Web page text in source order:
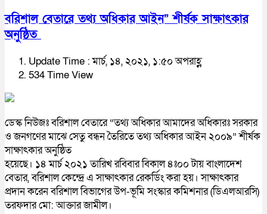
বরিশাল বেতারে তথ্য অধিকার আইন” শীর্ষক সাক্ষাৎকার
অনুষ্ঠিত
Update Time : মার্চ, ১৪, ২০২১, ১:৫০ অপরাহ্ণ
534 Time View
ডেস্ক নিউজঃ বরিশাল বেতারে “তথ্য অধিকার আমাদের অধিকারঃ সরকার
ও জনগণের মাঝে সেতু বন্ধন তৈরিতে তথ্য অধিকার আইন ২০০৯” শীর্ষক
সাক্ষাৎকার অনুষ্ঠিত
হয়েছে। ১৪ মার্চ ২০২১ তারিখ রবিবার বিকাল ৪ঃ০০ টায় বাংলাদেশ
বেতার, বরিশাল কেন্দ্রে এ সাক্ষাৎকার রেকর্ডিং করা হয়। সাক্ষাৎকার
প্রদান করেন বরিশাল বিভাগের উপ-ভূমি সংস্কার কমিশনার (ডিএলআরসি)
তরফদার মো: আক্তার জামীল।